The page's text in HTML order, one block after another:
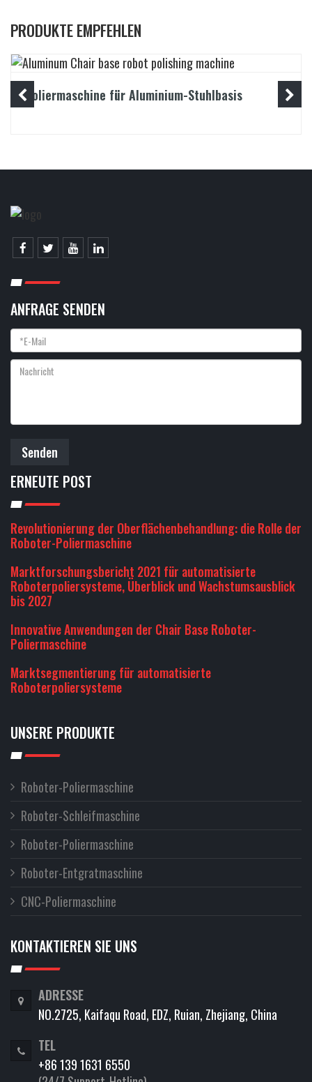
PRODUKTE EMPFEHLEN
Poliermaschine für Aluminium-Stuhlbasis
ANFRAGE SENDEN
Senden
ERNEUTE POST
Revolutionierung der Oberflächenbehandlung: die Rolle der
Roboter-Poliermaschine
Marktforschungsbericht 2021 für automatisierte
Roboterpoliersysteme, Überblick und Wachstumsausblick
bis 2027
Innovative Anwendungen der Chair Base Roboter-
Poliermaschine
Marktsegmentierung für automatisierte
Roboterpoliersysteme
UNSERE PRODUKTE
Roboter-Poliermaschine
Roboter-Schleifmaschine
Roboter-Poliermaschine
Roboter-Entgratmaschine
CNC-Poliermaschine
KONTAKTIEREN SIE UNS
ADRESSE
NO.2725, Kaifaqu Road, EDZ, Ruian, Zhejiang, China
TEL
+86 139 1631 6550